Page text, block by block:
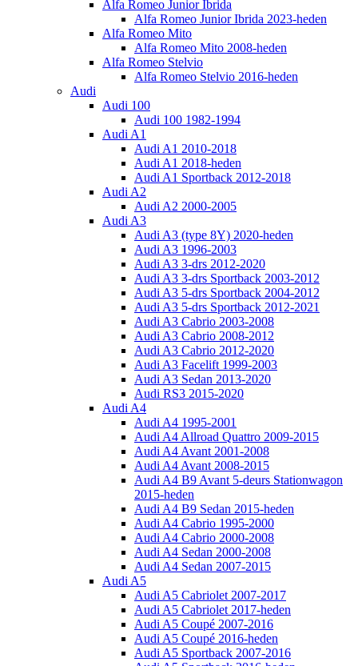
Alfa Romeo Junior Ibrida
Alfa Romeo Junior Ibrida 2023-heden
Alfa Romeo Mito
Alfa Romeo Mito 2008-heden
Alfa Romeo Stelvio
Alfa Romeo Stelvio 2016-heden
Audi
Audi 100
Audi 100 1982-1994
Audi A1
Audi A1 2010-2018
Audi A1 2018-heden
Audi A1 Sportback 2012-2018
Audi A2
Audi A2 2000-2005
Audi A3
Audi A3 (type 8Y) 2020-heden
Audi A3 1996-2003
Audi A3 3-drs 2012-2020
Audi A3 3-drs Sportback 2003-2012
Audi A3 5-drs Sportback 2004-2012
Audi A3 5-drs Sportback 2012-2021
Audi A3 Cabrio 2003-2008
Audi A3 Cabrio 2008-2012
Audi A3 Cabrio 2012-2020
Audi A3 Facelift 1999-2003
Audi A3 Sedan 2013-2020
Audi RS3 2015-2020
Audi A4
Audi A4 1995-2001
Audi A4 Allroad Quattro 2009-2015
Audi A4 Avant 2001-2008
Audi A4 Avant 2008-2015
Audi A4 B9 Avant 5-deurs Stationwagon
2015-heden
Audi A4 B9 Sedan 2015-heden
Audi A4 Cabrio 1995-2000
Audi A4 Cabrio 2000-2008
Audi A4 Sedan 2000-2008
Audi A4 Sedan 2007-2015
Audi A5
Audi A5 Cabriolet 2007-2017
Audi A5 Cabriolet 2017-heden
Audi A5 Coupé 2007-2016
Audi A5 Coupé 2016-heden
Audi A5 Sportback 2007-2016